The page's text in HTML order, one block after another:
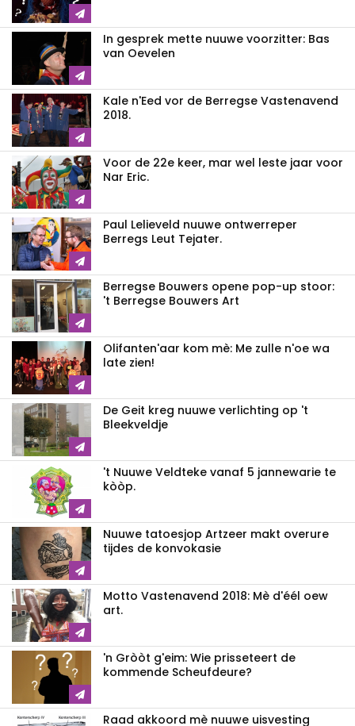
In gesprek mette nuuwe voorzitter: Bas
van Oevelen
Kale n'Eed vor de Berregse Vastenavend
2018.
Voor de 22e keer, mar wel leste jaar voor
Nar Eric.
Paul Lelieveld nuuwe ontwerreper
Berregs Leut Tejater.
Berregse Bouwers opene pop-up stoor:
't Berregse Bouwers Art
Olifanten'aar kom mè: Me zulle n'oe wa
late zien!
De Geit kreg nuuwe verlichting op 't
Bleekveldje
't Nuuwe Veldteke vanaf 5 jannewarie te
kòòp.
Nuuwe tatoesjop Artzeer makt overure
tijdes de konvokasie
Motto Vastenavend 2018: Mè d'éél oew
art.
'n Gròòt g'eim: Wie prisseteert de
kommende Scheufdeure?
Raad akkoord mè nuuwe uisvesting